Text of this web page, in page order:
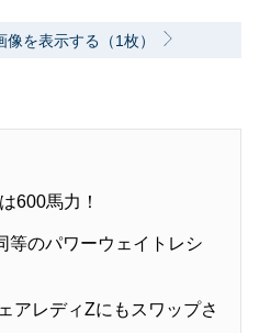
を表示する（1枚）
600馬力！
等のパワーウェイトレシ
アレディZにもスワップさ